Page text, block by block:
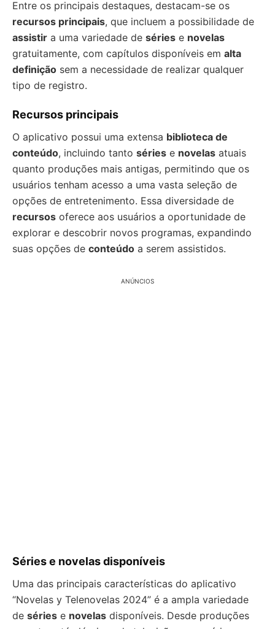
Entre os principais destaques, destacam-se os
recursos principais, que incluem a possibilidade de
assistir a uma variedade de séries e novelas
gratuitamente, com capítulos disponíveis em alta
definição sem a necessidade de realizar qualquer
tipo de registro.
Recursos principais
O aplicativo possui uma extensa biblioteca de
conteúdo, incluindo tanto séries e novelas atuais
quanto produções mais antigas, permitindo que os
usuários tenham acesso a uma vasta seleção de
opções de entretenimento. Essa diversidade de
recursos oferece aos usuários a oportunidade de
explorar e descobrir novos programas, expandindo
suas opções de conteúdo a serem assistidos.
ANÚNCIOS
Séries e novelas disponíveis
Uma das principais características do aplicativo
“Novelas y Telenovelas 2024” é a ampla variedade
de séries e novelas disponíveis. Desde produções